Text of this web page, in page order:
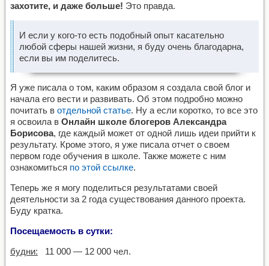
захотите, и даже больше! Это правда.
И если у кого-то есть подобный опыт касательно
любой сферы нашей жизни, я буду очень благодарна,
если вы им поделитесь.
Я уже писала о том, каким образом я создала свой блог и
начала его вести и развивать. Об этом подробно можно
почитать в отдельной статье. Ну а если коротко, то все это
я освоила в Онлайн школе блогеров Александра
Борисова, где каждый может от одной лишь идеи прийти к
результату. Кроме этого, я уже писала отчет о своем
первом годе обучения в школе. Также можете с ним
ознакомиться по этой ссылке.
Теперь же я могу поделиться результатами своей
деятельности за 2 года существования данного проекта.
Буду кратка.
Посещаемость в сутки:
будни: 11 000 — 12 000 чел.